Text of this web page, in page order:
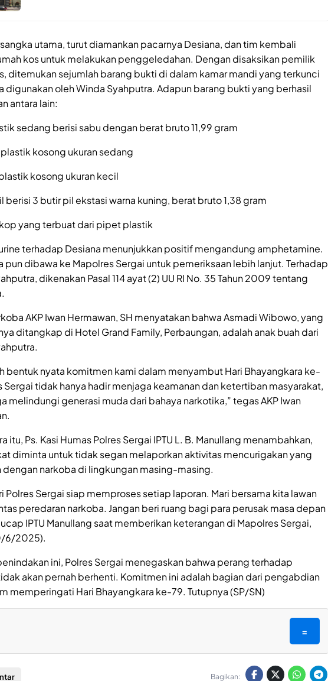
utama, turut diamankan pacarnya Desiana, dan tim kembali
kos untuk melakukan penggeledahan. Dengan disaksikan pemilik
ditemukan sejumlah barang bukti di dalam kamar mandi yang terkunci
digunakan oleh Winda Syahputra. Adapun barang bukti yang berhasil
antara lain:
sedang berisi sabu dengan berat bruto 11,99 gram
kosong ukuran sedang
kosong ukuran kecil
berisi 3 butir pil ekstasi warna kuning, berat bruto 1,38 gram
yang terbuat dari pipet plastik
terhadap Desiana menunjukkan positif mengandung amphetamine.
pun dibawa ke Mapolres Sergai untuk pemeriksaan lebih lanjut. Terhadap
dikenakan Pasal 114 ayat (2) UU RI No. 35 Tahun 2009 tentang
AKP Iwan Hermawan, SH menyatakan bahwa Asmadi Wibowo, yang
ditangkap di Hotel Grand Family, Perbaungan, adalah anak buah dari
bentuk nyata komitmen kami dalam menyambut Hari Bhayangkara ke-
Sergai tidak hanya hadir menjaga keamanan dan ketertiban masyarakat,
melindungi generasi muda dari bahaya narkotika,” tegas AKP Iwan
itu, Ps. Kasi Humas Polres Sergai IPTU L. B. Manullang menambahkan,
diminta untuk tidak segan melaporkan aktivitas mencurigakan yang
dengan narkoba di lingkungan masing-masing.
Polres Sergai siap memproses setiap laporan. Mari bersama kita lawan
peredaran narkoba. Jangan beri ruang bagi para perusak masa depan
IPTU Manullang saat memberikan keterangan di Mapolres Sergai,
6/2025).
ini, Polres Sergai menegaskan bahwa perang terhadap
akan pernah berhenti. Komitmen ini adalah bagian dari pengabdian
memperingati Hari Bhayangkara ke-79. Tutupnya (SP/SN)
=
Bagikan: